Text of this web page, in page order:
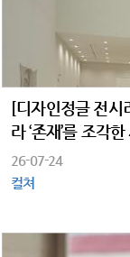
[디자인정글 전시
라 ‘존재’를 조각
‘Geestgrond’>
26-07-24
컬쳐